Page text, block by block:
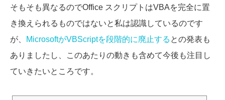
そもそも異なるのでOffice スクリプトはVBAを完全に置
き換えられるものではないと私は認識しているのです
が、
MicrosoftがVBScriptを段階的に廃止する との発表も
ありましたし、このあたりの動きも含めて今後も注目し
ていきたいところです。